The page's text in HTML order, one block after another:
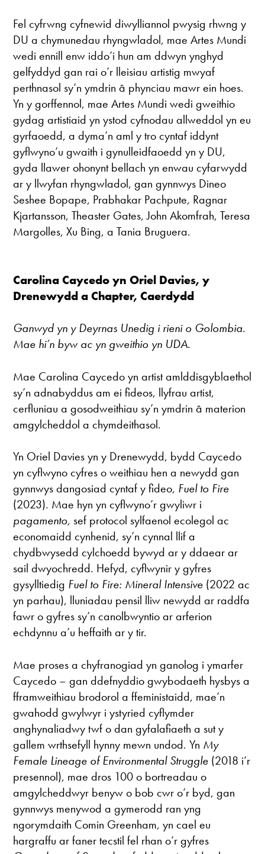
Fel cyfrwng cyfnewid diwylliannol pwysig rhwng y
DU a chymunedau rhyngwladol, mae Artes Mundi
wedi ennill enw iddo’i hun am ddwyn ynghyd
gelfyddyd gan rai o’r lleisiau artistig mwyaf
perthnasol sy’n ymdrin â phynciau mawr ein hoes.
Yn y gorffennol, mae Artes Mundi wedi gweithio
gydag artistiaid yn ystod cyfnodau allweddol yn eu
gyrfaoedd, a dyma’n aml y tro cyntaf iddynt
gyflwyno’u gwaith i gynulleidfaoedd yn y DU,
gyda llawer ohonynt bellach yn enwau cyfarwydd
ar y llwyfan rhyngwladol, gan gynnwys Dineo
Seshee Bopape, Prabhakar Pachpute, Ragnar
Kjartansson, Theaster Gates, John Akomfrah, Teresa
Margolles, Xu Bing, a Tania Bruguera.
Carolina Caycedo yn Oriel Davies, y
Drenewydd a Chapter, Caerdydd
Ganwyd yn y Deyrnas Unedig i rieni o Golombia.
Mae hi’n byw ac yn gweithio yn UDA.
Mae Carolina Caycedo yn artist amlddisgyblaethol
sy’n adnabyddus am ei fideos, llyfrau artist,
cerfluniau a gosodweithiau sy’n ymdrin â materion
amgylcheddol a chymdeithasol.
Yn Oriel Davies yn y Drenewydd, bydd Caycedo
yn cyflwyno cyfres o weithiau hen a newydd gan
gynnwys dangosiad cyntaf y fideo, Fuel to Fire
(2023). Mae hyn yn cyflwyno’r gwyliwr i
pagamento, sef protocol sylfaenol ecolegol ac
economaidd cynhenid, sy’n cynnal llif a
chydbwysedd cylchoedd bywyd ar y ddaear ar
sail dwyochredd. Hefyd, cyflwynir y gyfres
gysylltiedig Fuel to Fire: Mineral Intensive (2022 ac
yn parhau), lluniadau pensil lliw newydd ar raddfa
fawr o gyfres sy’n canolbwyntio ar arferion
echdynnu a’u heffaith ar y tir.
Mae proses a chyfranogiad yn ganolog i ymarfer
Caycedo – gan ddefnyddio gwybodaeth hysbys a
fframweithiau brodorol a ffeministaidd, mae’n
gwahodd gwylwyr i ystyried cyflymder
anghynaliadwy twf o dan gyfalafiaeth a sut y
gallem wrthsefyll hynny mewn undod. Yn My
Female Lineage of Environmental Struggle (2018 i’r
presennol), mae dros 100 o bortreadau o
amgylcheddwyr benyw o bob cwr o’r byd, gan
gynnwys menywod a gymerodd ran yng
ngorymdaith Comin Greenham, yn cael eu
hargraffu ar faner tecstil fel rhan o’r gyfres